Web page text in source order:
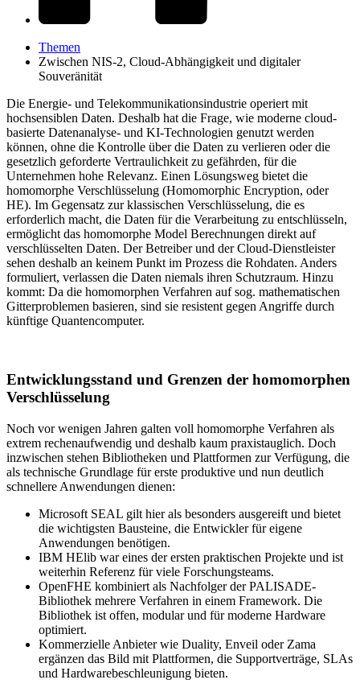
Themen
Zwischen NIS-2, Cloud-Abhängigkeit und digitaler
Souveränität
Die Energie- und Telekommunikationsindustrie operiert mit
hochsensiblen Daten. Deshalb hat die Frage, wie moderne cloud-
basierte Datenanalyse- und KI-Technologien genutzt werden
können, ohne die Kontrolle über die Daten zu verlieren oder die
gesetzlich geforderte Vertraulichkeit zu gefährden, für die
Unternehmen hohe Relevanz. Einen Lösungsweg bietet die
homomorphe Verschlüsselung (Homomorphic Encryption, oder
HE). Im Gegensatz zur klassischen Verschlüsselung, die es
erforderlich macht, die Daten für die Verarbeitung zu entschlüsseln,
ermöglicht das homomorphe Model Berechnungen direkt auf
verschlüsselten Daten. Der Betreiber und der Cloud-Dienstleister
sehen deshalb an keinem Punkt im Prozess die Rohdaten. Anders
formuliert, verlassen die Daten niemals ihren Schutzraum. Hinzu
kommt: Da die homomorphen Verfahren auf sog. mathematischen
Gitterproblemen basieren, sind sie resistent gegen Angriffe durch
künftige Quantencomputer.
Entwicklungsstand und Grenzen der homomorphen
Verschlüsselung
Noch vor wenigen Jahren galten voll homomorphe Verfahren als
extrem rechenaufwendig und deshalb kaum praxistauglich. Doch
inzwischen stehen Bibliotheken und Plattformen zur Verfügung, die
als technische Grundlage für erste produktive und nun deutlich
schnellere Anwendungen dienen:
Microsoft SEAL gilt hier als besonders ausgereift und bietet
die wichtigsten Bausteine, die Entwickler für eigene
Anwendungen benötigen.
IBM HElib war eines der ersten praktischen Projekte und ist
weiterhin Referenz für viele Forschungsteams.
OpenFHE kombiniert als Nachfolger der PALISADE-
Bibliothek mehrere Verfahren in einem Framework. Die
Bibliothek ist offen, modular und für moderne Hardware
optimiert.
Kommerzielle Anbieter wie Duality, Enveil oder Zama
ergänzen das Bild mit Plattformen, die Supportverträge, SLAs
und Hardwarebeschleunigung bieten.